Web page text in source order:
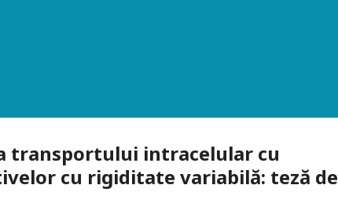
transportului intracelular cu
cu rigiditate variabilă: teză de